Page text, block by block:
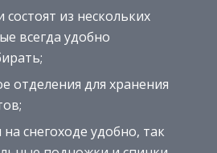
из нескольких
всегда удобно
отделения для хранения
снегоходе удобно, так